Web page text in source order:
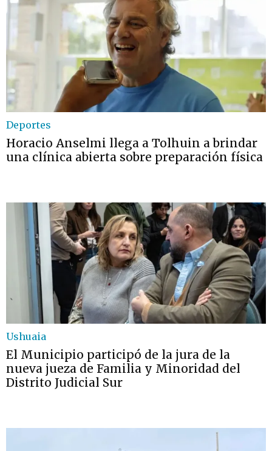
Deportes
Horacio Anselmi llega a Tolhuin a brindar
una clínica abierta sobre preparación física
Ushuaia
El Municipio participó de la jura de la
nueva jueza de Familia y Minoridad del
Distrito Judicial Sur